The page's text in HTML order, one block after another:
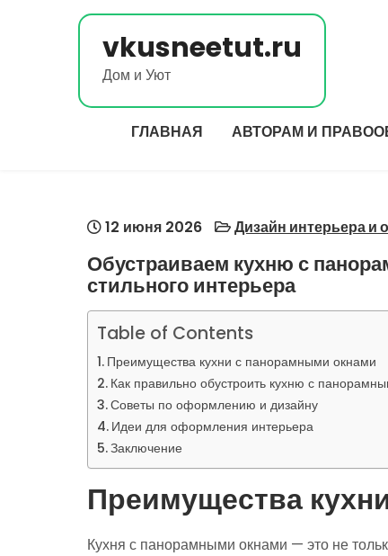
vkusneetut.ru
Дом и Уют
ГЛАВНАЯ АВТОРАМ И
12 июня 2026 Дизайн интерьера
Обустраиваем кухню с
стильного интерьера
Table of Contents
Преимущества кухни с панорамными окнами
Как правильно обустроить кухню с
Советы по оформлению и дизайну
Идеи для оформления интерьера
Заключение
Преимущества
Кухня с панорамными окнами — это не